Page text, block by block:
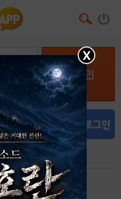
로그인
회원가입
X